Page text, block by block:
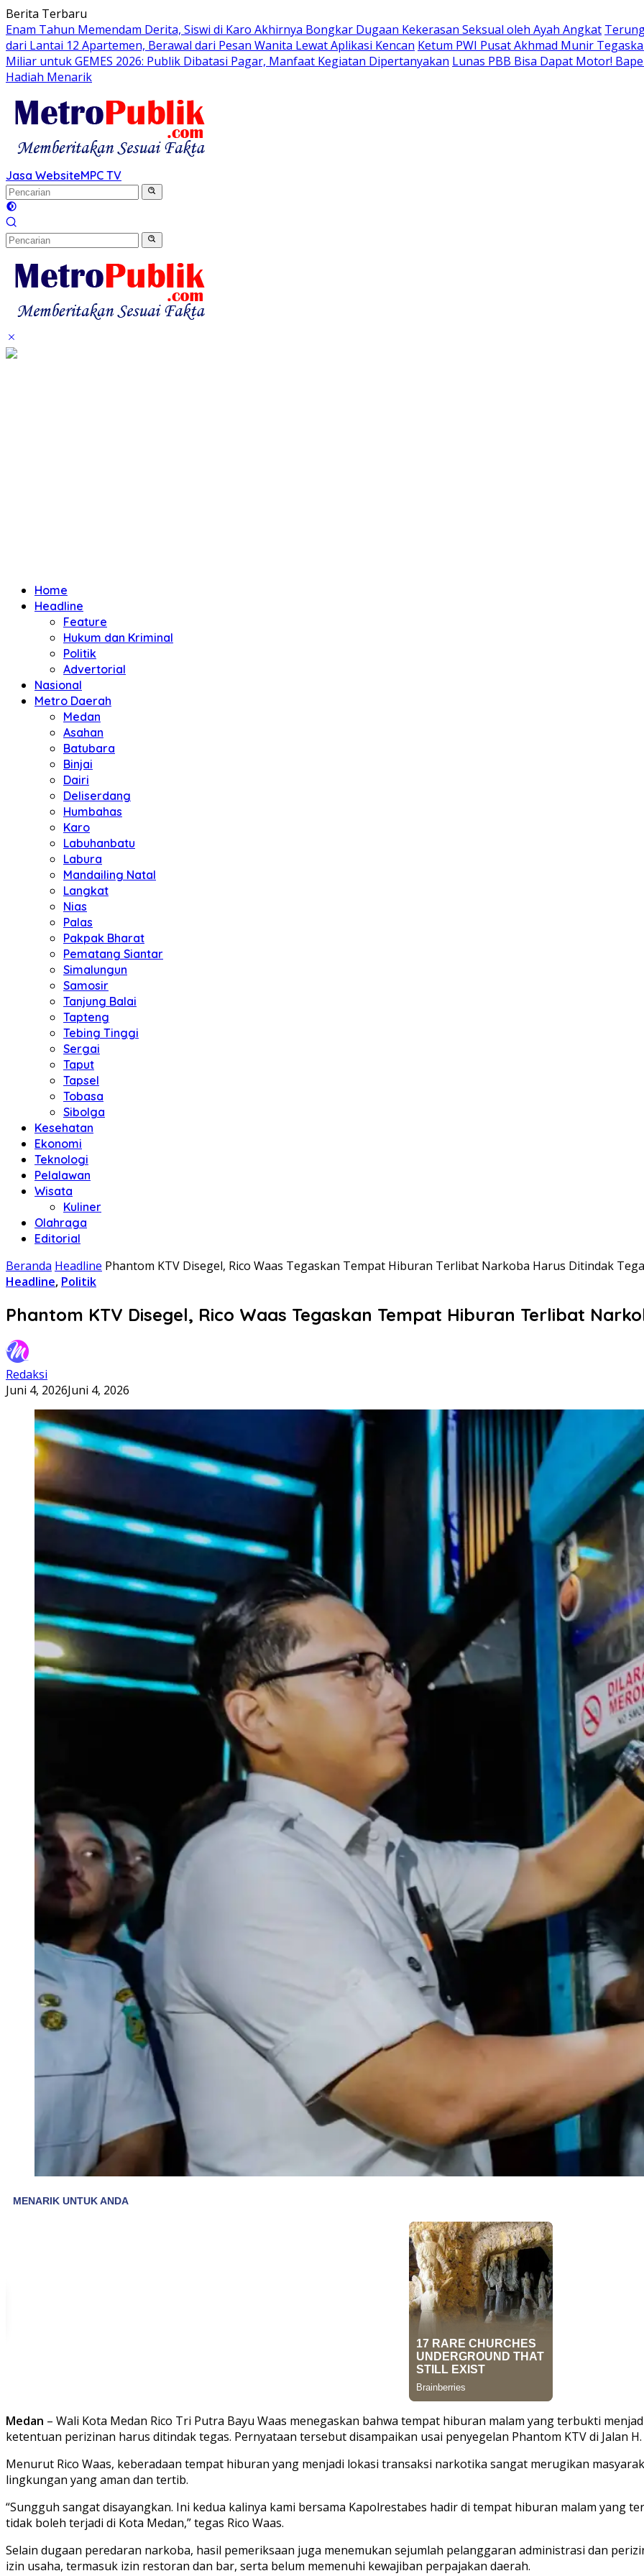
Langsung
ke
konten
Berita Terbaru
Enam Tahun Memendam Derita, Siswi di Karo Akhirnya Bongkar Dugaan Kekerasan Seksual oleh Ayah Angkat
dari Lantai 12 Apartemen, Berawal dari Pesan Wanita Lewat Aplikasi Kencan Ketum PWI Pusat Akhmad Munir
Miliar untuk GEMES 2026: Publik Dibatasi Pagar, Manfaat Kegiatan Dipertanyakan Lunas PBB Bisa Dapat Motor!
Hadiah Menarik
Jasa WebsiteMPC TV
Home
Headline
Feature
Hukum dan Kriminal
Politik
Advertorial
Nasional
Metro Daerah
Medan
Asahan
Batubara
Binjai
Dairi
Deliserdang
Humbahas
Karo
Labuhanbatu
Labura
Mandailing Natal
Langkat
Nias
Palas
Pakpak Bharat
Pematang Siantar
Simalungun
Samosir
Tanjung Balai
Tapteng
Tebing Tinggi
Sergai
Taput
Tapsel
Tobasa
Sibolga
Kesehatan
Ekonomi
Teknologi
Pelalawan
Wisata
Kuliner
Olahraga
Editorial
Beranda Headline Phantom KTV Disegel, Rico Waas Tegaskan Tempat Hiburan Terlibat Narkoba Harus Ditindak
Headline, Politik
Phantom KTV Disegel, Rico Waas Tegaskan Tempat Hiburan Terlibat
Redaksi
Juni 4, 2026Juni 4, 2026
Medan – Wali Kota Medan Rico Tri Putra Bayu Waas menegaskan bahwa tempat hiburan malam yang terbukti
ketentuan perizinan harus ditindak tegas. Pernyataan tersebut disampaikan usai penyegelan Phantom KTV di Jalan
Menurut Rico Waas, keberadaan tempat hiburan yang menjadi lokasi transaksi narkotika sangat merugikan
lingkungan yang aman dan tertib.
“Sungguh sangat disayangkan. Ini kedua kalinya kami bersama Kapolrestabes hadir di tempat hiburan malam yang
tidak boleh terjadi di Kota Medan,” tegas Rico Waas.
Selain dugaan peredaran narkoba, hasil pemeriksaan juga menemukan sejumlah pelanggaran administrasi dan
izin usaha, termasuk izin restoran dan bar, serta belum memenuhi kewajiban perpajakan daerah.